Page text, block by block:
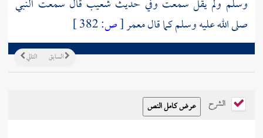
وسلم ولم يقل سمعت وفي حديث شعيب قال سمعت النبي
صلى الله عليه وسلم كما قالمعمر[ص:
التالي السابق
الشرح